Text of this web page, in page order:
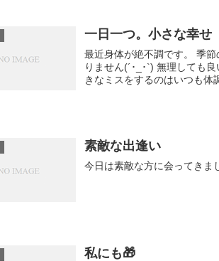
一日一つ。小さな幸せ
最近身体が絶不調です。 季節の変わり目は毎回体調を崩すので 仕方がない、と割り切るしかあ
りません(´･_･`) 無理しても良いことないし。 無理やり食器洗っても割るし。 仕事してる頃、大
きなミスをするのはいつも体
素敵な出逢い
私にも🎁